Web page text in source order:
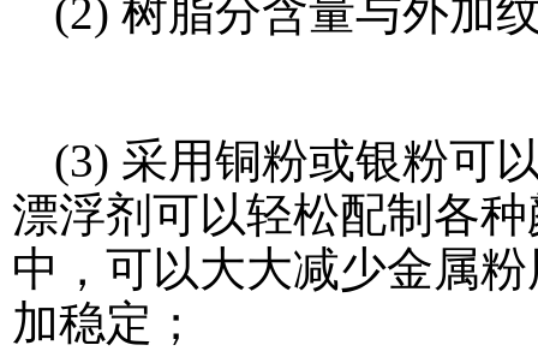
(2) 树脂分含量与外加
(3) 采用铜粉或银粉可
漂浮剂可以轻松配制各
中，可以大大减少金属
加稳定；